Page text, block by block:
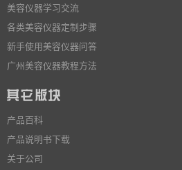
美容仪器学习交流
各类美容仪器定制步骤
新手使用美容仪器问答
广州美容仪器教程方法
产品百科
产品说明书下载
关于公司